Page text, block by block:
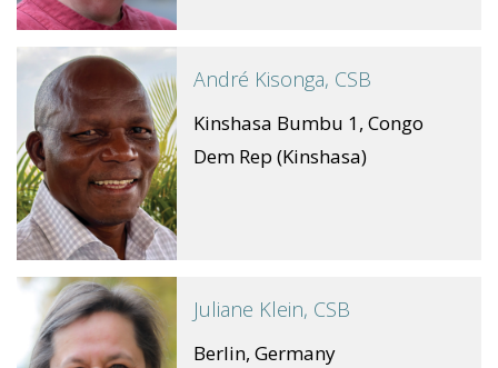
André Kisonga, CSB
Kinshasa Bumbu 1, Congo
Dem Rep (Kinshasa)
Juliane Klein, CSB
Berlin, Germany